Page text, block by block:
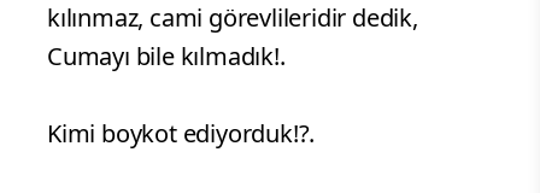
kılınmaz, cami görevlileridir dedik,
Cumayı bile kılmadık!.
Kimi boykot ediyorduk!?.